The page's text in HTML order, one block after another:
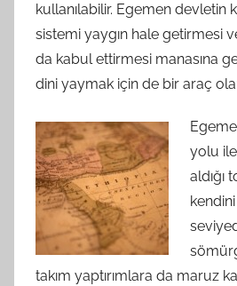
kullanılabilir. Egemen devletin
sistemi yaygın hale getirmesi
da kabul ettirmesi manasına
dini yaymak için de bir araç
yolu
aldığı
takım yaptırımlara da maruz